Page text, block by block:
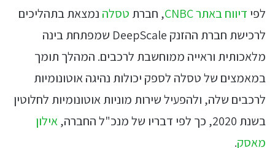
לפי דיווח באתר CNBC , חברת טסלה נמצאת בתהליכים
לרכישת חברת ההזנק DeepScale שמפתחת בינה
מלאכותית וראייה ממוחשבת לרכבים. המהלך תומך
במאמצים של טסלה לספק יכולות נהיגה אוטונומיות
לרכבים שלה, ולהפעיל שירות מוניות אוטונומיות לחלוטין
בשנת 2020, כך לפי דבריו של מנכ"ל החברה,
אילון
מאסק.